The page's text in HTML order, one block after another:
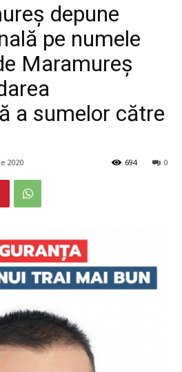
depune
pe numele
Maramureș
a sumelor către
2020 0
694